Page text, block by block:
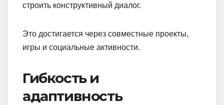
строить конструктивный диалог.
Это достигается через совместные проекты,
игры и социальные активности.
Гибкость и
адаптивность